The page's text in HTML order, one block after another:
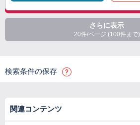
さらに表示
20件/ページ (100件まで)
検索条件の保存
関連コンテンツ